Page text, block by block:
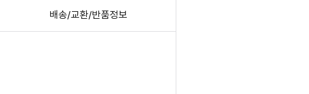
배송/교환/반품정보